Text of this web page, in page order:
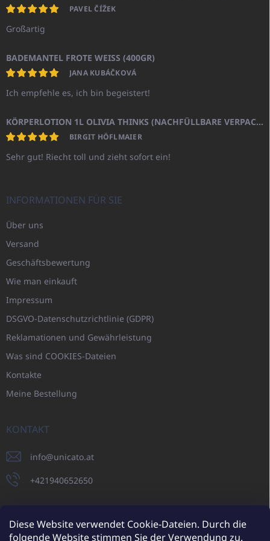
Diese Website verwendet Cookie-Dateien. Durch die
folgende Website stimmen Sie der Verwendung zu.
PAVEL ČÍŽEK
Großartig
BADEMANTEL FROTE WEISS (400GR)
JANA KUBÁČKOVÁ
Ich empfehle es, ich bin begeistert!
KÖRPERLOTION 1L OLIVIA THINKS (NACHFÜLLBARE VERPACKUNG)
BIRGIT HÖFLMAIER
Sehr gut! Riecht toll und zieht sofort ein!
INFORMATIONEN FÜR SIE
Über uns
Versand
Geschäftsbewertung
Wie man einkauft
Impressum
DSGVO-Datenschutzrichtlinie (GDPR)
Reklamationen und Gewährleistung
Was sind COOKIES-Dateien
Kontakte
Meine Bestellung
KONTAKT
info@unicato.at
+421940652650